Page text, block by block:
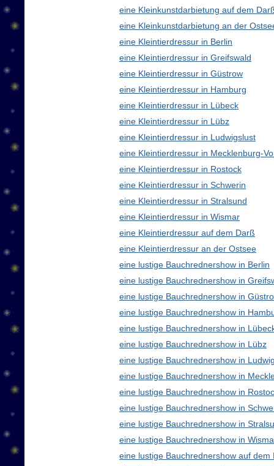
eine Kleinkunstdarbietung auf dem
eine Kleinkunstdarbietung an der
eine Kleintierdressur in Berlin
eine Kleintierdressur in Greifswald
eine Kleintierdressur in Güstrow
eine Kleintierdressur in Hamburg
eine Kleintierdressur in Lübeck
eine Kleintierdressur in Lübz
eine Kleintierdressur in Ludwigslust
eine Kleintierdressur in Mecklenburg-
eine Kleintierdressur in Rostock
eine Kleintierdressur in Schwerin
eine Kleintierdressur in Stralsund
eine Kleintierdressur in Wismar
eine Kleintierdressur auf dem Darß
eine Kleintierdressur an der Ostsee
eine lustige Bauchrednershow in Berlin
eine lustige Bauchrednershow in
eine lustige Bauchrednershow in
eine lustige Bauchrednershow in
eine lustige Bauchrednershow in
eine lustige Bauchrednershow in Lübz
eine lustige Bauchrednershow in
eine lustige Bauchrednershow in
eine lustige Bauchrednershow in
eine lustige Bauchrednershow in
eine lustige Bauchrednershow in
eine lustige Bauchrednershow in
eine lustige Bauchrednershow auf dem